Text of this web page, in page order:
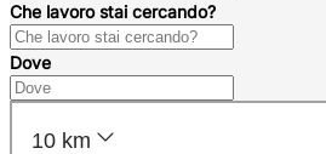
Che lavoro stai cercando?
Dove
10 km